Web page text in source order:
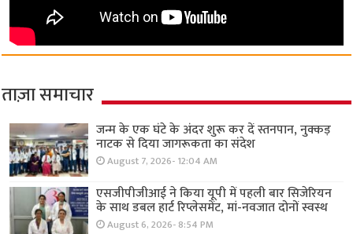
ताज़ा समाचार
जन्म के एक घंटे के अंदर शुरू कर दें स्तनपान, नुक्कड़
नाटक से दिया जागरूकता का संदेश
August 7, 2026- 12:04 AM
एसजीपीजीआई ने किया यूपी में पहली बार सिजेरियन
के साथ डबल हार्ट रिप्लेसमेंट, मां-नवजात दोनों स्वस्थ
August 6, 2026- 8:54 PM